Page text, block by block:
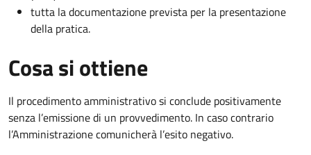
tutta la documentazione prevista per la presentazione
della pratica.
Cosa si ottiene
Il procedimento amministrativo si conclude positivamente
senza l’emissione di un provvedimento. In caso contrario
l’Amministrazione comunicherà l’esito negativo.